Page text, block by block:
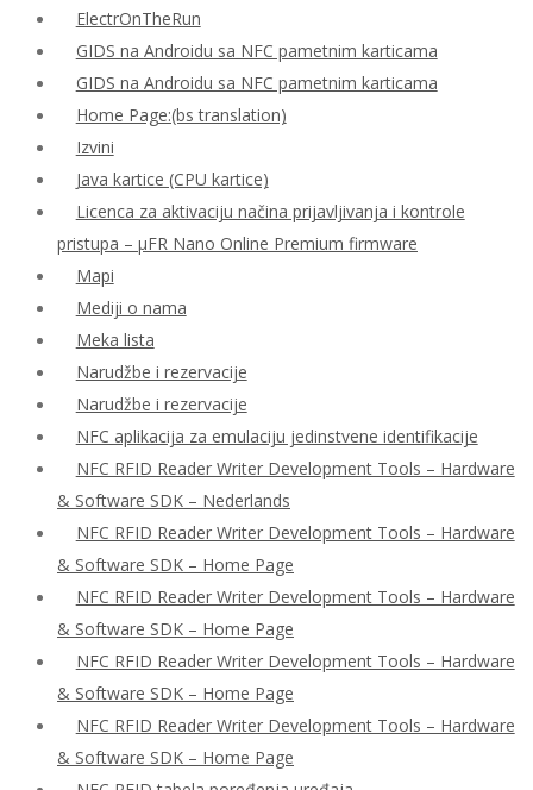
ElectrOnTheRun
GIDS na Androidu sa NFC pametnim karticama
GIDS na Androidu sa NFC pametnim karticama
Home Page:(bs translation)
Izvini
Java kartice (CPU kartice)
Licenca za aktivaciju načina prijavljivanja i kontrole
pristupa – μFR Nano Online Premium firmware
Mapi
Mediji o nama
Meka lista
Narudžbe i rezervacije
Narudžbe i rezervacije
NFC aplikacija za emulaciju jedinstvene identifikacije
NFC RFID Reader Writer Development Tools – Hardware
& Software SDK – Nederlands
NFC RFID Reader Writer Development Tools – Hardware
& Software SDK – Home Page
NFC RFID Reader Writer Development Tools – Hardware
& Software SDK – Home Page
NFC RFID Reader Writer Development Tools – Hardware
& Software SDK – Home Page
NFC RFID Reader Writer Development Tools – Hardware
& Software SDK – Home Page